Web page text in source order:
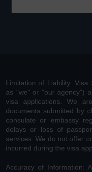
Limitation of Liability: Visa
as "we" or "our agency")
visa applications. We
documents submitted by
consulate or embassy
delays or loss of
services. We do not offer
incurred during the visa
Accuracy of Information: